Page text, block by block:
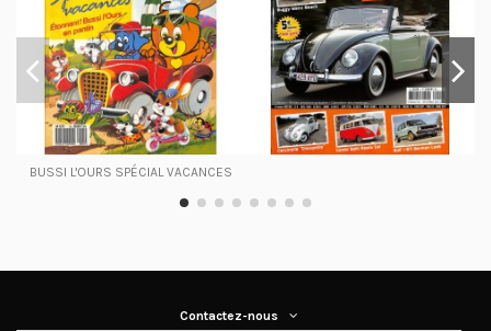
BUSSI L'OURS SPÉCIAL VACANCES
Contactez-nous